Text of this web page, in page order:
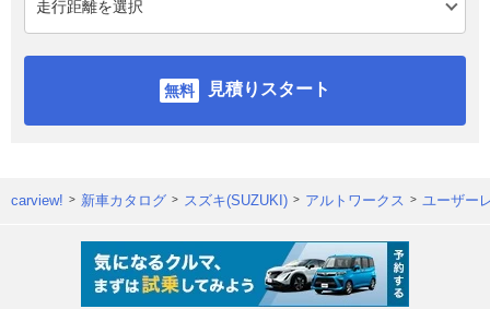
見積りスタート
carview! 新車カタログ スズキ(SUZUKI) アルトワークス ユーザー